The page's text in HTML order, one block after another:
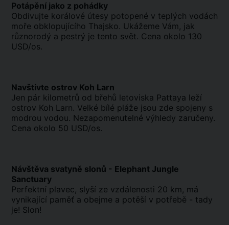
Potápění jako z pohádky
Obdivujte korálové útesy potopené v teplých vodách
moře obklopujícího Thajsko. Ukážeme Vám, jak
různorodý a pestrý je tento svět. Cena okolo 130
USD/os.
Navštivte ostrov Koh Larn
Jen pár kilometrů od břehů letoviska Pattaya leží
ostrov Koh Larn. Velké bílé pláže jsou zde spojeny s
modrou vodou. Nezapomenutelné výhledy zaručeny.
Cena okolo 50 USD/os.
Návštěva svatyně slonů - Elephant Jungle
Sanctuary
Perfektní plavec, slyší ze vzdálenosti 20 km, má
vynikající paměť a obejme a potěší v potřebě - tady
je! Slon!